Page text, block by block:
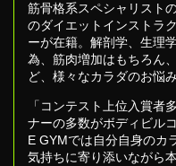
筋骨格系スペシャリスト
のダイエットインストラ
ーが在籍。解剖学、生理
為、筋肉増加はもちろん
ど、様々なカラダのお悩
「コンテスト上位入賞者
ナーの多数がボディビル
E GYMでは自分自身のカ
気持ちに寄り添いながら